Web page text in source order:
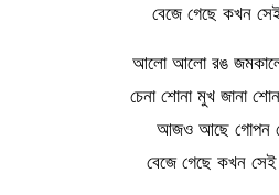
বেজে গেছে কখন
আলো আলো রঙ জমকালো
চেনা শোনা মুখ জানা
আজও আছে গোপন
বেজে গেছে কখন